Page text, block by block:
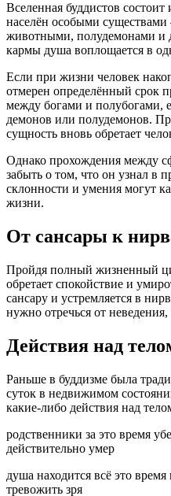
Вселенная буддистов
населён особыми
животными, полудемонами и
кармы душа воплощается в
Если при жизни человек
отмерен определённый срок
между богами и полубогами,
демонов или полудемонов.
сущность вновь обретает
Однако прохождения между
забыть о том, что он узнал
склонности и умения могут
жизни.
От сансары к
Пройдя полный жизненный
обретает спокойствие и
сансару и устремляется в
нужно отречься от
Действия над
Раньше в буддизме была
суток в недвижимом
какие-либо действия над
родственники за это время
действительно умер
душа находится всё это время
тревожить зря